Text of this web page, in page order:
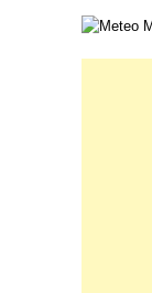
Carta